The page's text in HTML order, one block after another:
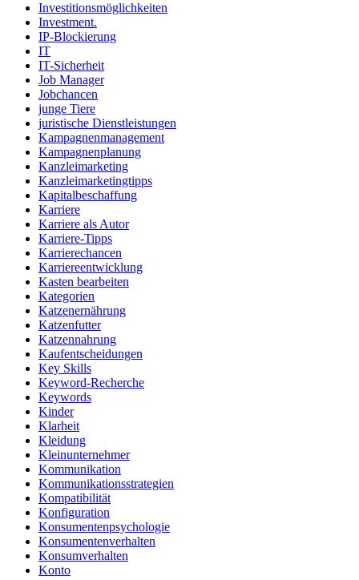
Investitionsmöglichkeiten
Investment.
IP-Blockierung
IT
IT-Sicherheit
Job Manager
Jobchancen
junge Tiere
juristische Dienstleistungen
Kampagnenmanagement
Kampagnenplanung
Kanzleimarketing
Kanzleimarketingtipps
Kapitalbeschaffung
Karriere
Karriere als Autor
Karriere-Tipps
Karrierechancen
Karriereentwicklung
Kasten bearbeiten
Kategorien
Katzenernährung
Katzenfutter
Katzennahrung
Kaufentscheidungen
Key Skills
Keyword-Recherche
Keywords
Kinder
Klarheit
Kleidung
Kleinunternehmer
Kommunikation
Kommunikationsstrategien
Kompatibilität
Konfiguration
Konsumentenpsychologie
Konsumentenverhalten
Konsumverhalten
Konto